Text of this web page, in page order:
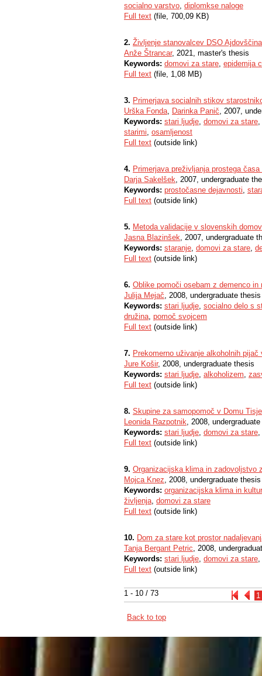
1 - 10 / 73 1
socialno varstvo, diplomkse naloge
Full text (file, 700,09 KB)
2. Življenje stanovalcev DSO
Anže Štrancar, 2021, master's thesis
Keywords: domovi za stare, epidemija
Full text (file, 1,08 MB)
3. Primerjava socialnih stikov
Urška Fonda, Darinka Panič, 2007,
Keywords: stari ljudje, domovi za stare,
starimi, osamljenost
Full text (outside link)
4. Primerjava preživljanja prostega
Darja Sakelšek, 2007, undergraduate
Keywords: prostočasne dejavnosti,
Full text (outside link)
5. Metoda validacije v slovenskih
Jasna Blazinšek, 2007, undergraduate
Keywords: staranje, domovi za stare,
Full text (outside link)
6. Oblike pomoči osebam z demenco
Julija Mejač, 2008, undergraduate thesis
Keywords: stari ljudje, socialno delo s
družina, pomoč svojcem
Full text (outside link)
7. Prekomerno uživanje alkoholnih
Jure Košir, 2008, undergraduate thesis
Keywords: stari ljudje, alkoholizem,
Full text (outside link)
8. Skupine za samopomoč v Domu Tisje
Leonida Razpotnik, 2008,
Keywords: stari ljudje, domovi za stare,
Full text (outside link)
9. Organizacijska klima in zadovoljstvo
Mojca Knez, 2008, undergraduate thesis
Keywords: organizacijska klima in
življenja, domovi za stare
Full text (outside link)
10. Dom za stare kot prostor
Tanja Bergant Petric, 2008,
Keywords: stari ljudje, domovi za stare,
Full text (outside link)
Back to top